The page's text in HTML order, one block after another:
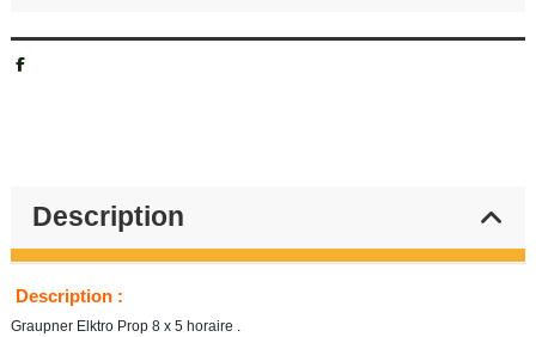
Description
Description :
Graupner Elktro Prop 8 x 5 horaire .